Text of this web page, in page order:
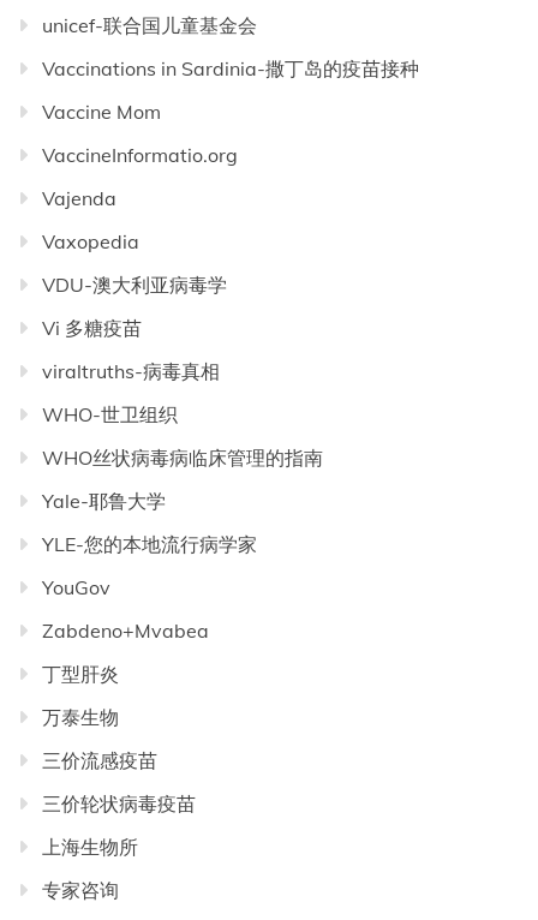
unicef-联合国儿童基金会
Vaccinations in Sardinia-撒丁岛的疫苗接种
Vaccine Mom
VaccineInformatio.org
Vajenda
Vaxopedia
VDU-澳大利亚病毒学
Vi 多糖疫苗
viraltruths-病毒真相
WHO-世卫组织
WHO丝状病毒病临床管理的指南
Yale-耶鲁大学
YLE-您的本地流行病学家
YouGov
Zabdeno+Mvabea
丁型肝炎
万泰生物
三价流感疫苗
三价轮状病毒疫苗
上海生物所
专家咨询